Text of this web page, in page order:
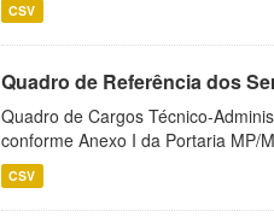
CSV
Quadro de Referência dos
Quadro de Cargos Técnico-
conforme Anexo I da Portaria MP/
CSV